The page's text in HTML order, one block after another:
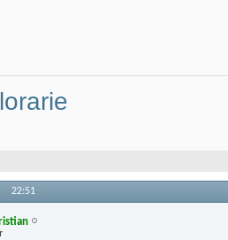
22:51